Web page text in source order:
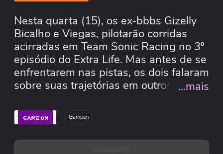
Nesta quarta (15), os ex-bbbs Gizelly
Bicalho e Viegas, pilotarão corridas
acirradas em Team Sonic Racing no 3º
episódio do Extra Life. Mas antes de se
enfrentarem nas pistas, os dois falaram
sobre suas trajetórias em outros
natos".
...mais
Gameon
PUBLICIDADE